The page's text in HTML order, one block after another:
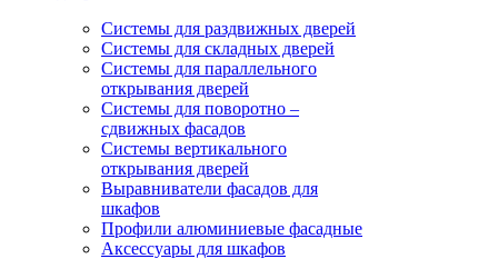
Системы для раздвижных дверей
Системы для складных дверей
Системы для параллельного
открывания дверей
Системы для поворотно –
сдвижных фасадов
Системы вертикального
открывания дверей
Выравниватели фасадов для
шкафов
Профили алюминиевые фасадные
Аксессуары для шкафов